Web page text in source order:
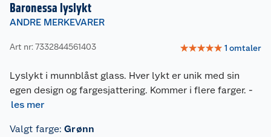
Baronessa lyslykt
ANDRE MERKEVARER
Art nr: 7332844561403 ☆☆☆☆☆ 1 omtaler
Lyslykt i munnblåst glass. Hver lykt er unik med sin
egen design og fargesjattering. Kommer i flere farger. -
les mer
Valgt farge: Grønn